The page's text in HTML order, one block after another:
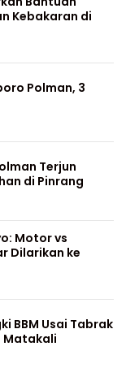
Kebakaran di
Polman, 3
Terjun
di Pinrang
Motor vs
Dilarikan ke
BBM Usai Tabrak
Matakali